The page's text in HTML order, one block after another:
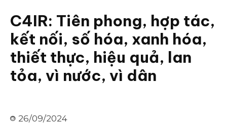
C4IR: Tiên phong, hợp tác,
kết nối, số hóa, xanh hóa,
thiết thực, hiệu quả, lan
tỏa, vì nước, vì dân
26/09/2024